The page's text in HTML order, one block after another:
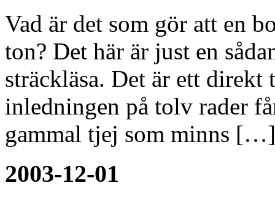
Vad är det som gör att en
ton? Det här är just en
sträckläsa. Det är ett
inledningen på tolv rader
gammal tjej som minns
2003-12-01